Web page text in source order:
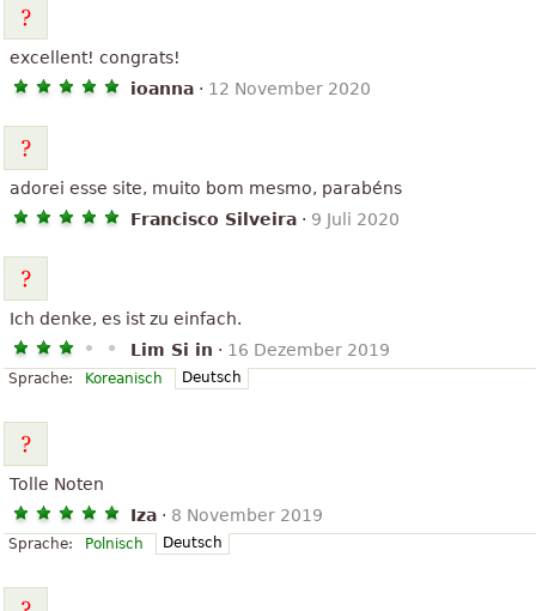
excellent! congrats!
ioanna · 12 November 2020
adorei esse site, muito bom mesmo, parabéns
Francisco Silveira · 9 Juli 2020
Ich denke, es ist zu einfach.
Lim Si in · 16 Dezember 2019
Sprache: Koreanisch Deutsch
Tolle Noten
Iza · 8 November 2019
Sprache: Polnisch Deutsch